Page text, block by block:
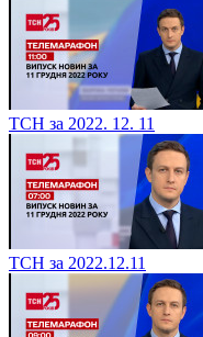
ТСН за 2022. 12. 11
ТСН за 2022.12.11